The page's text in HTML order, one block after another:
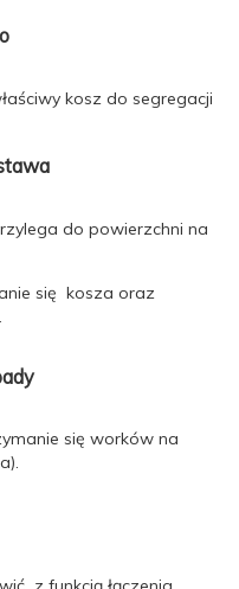
kosz do segregacji
do powierzchni na
się kosza oraz
się worków na